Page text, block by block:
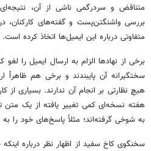
متناقض و سردرگمی ناشی از آن،
بررسی واشنگتن‌پست و گفته‌های
متفاوتی درباره این ایمیل‌ها اتخاذ کرده است.
برخی از نهادها الزام به ارسال ایمیل را
سختگیرانه آن پایبندند و برخی هم ظاهراً
هیچ نظارتی بر انجام آن ندارند. بسیاری از
هفته نسخه‌ای کمی تغییر یافته از یک متن
به شوخی گرفته‌اند؛ مثلاً پاسخ‌های خود را
سخنگوی کاخ سفید از اظهار نظر درباره